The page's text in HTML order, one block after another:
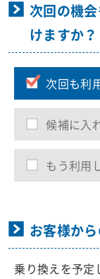
次回の機
けますか？
次回も利
候補に入
もう利用
お客様か
乗り換えを予定